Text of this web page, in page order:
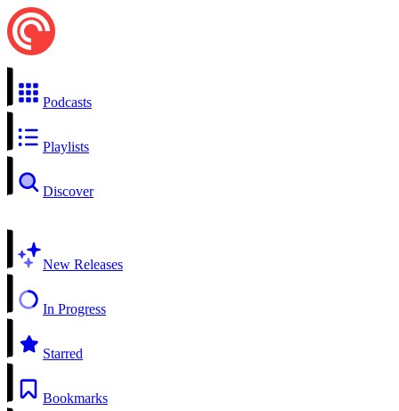
Podcasts
Playlists
Discover
New Releases
In Progress
Starred
Bookmarks